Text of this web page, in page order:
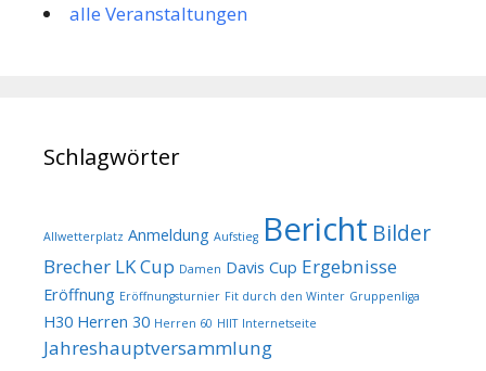
alle Veranstaltungen
Schlagwörter
Allwetterplatz Anmeldung Aufstieg Bericht Bilder
Brecher LK Cup Damen Davis Cup Ergebnisse
Eröffnung Eröffnungsturnier Fit durch den Winter Gruppenliga
H30 Herren 30 Herren 60 HIIT Internetseite
Jahreshauptversammlung